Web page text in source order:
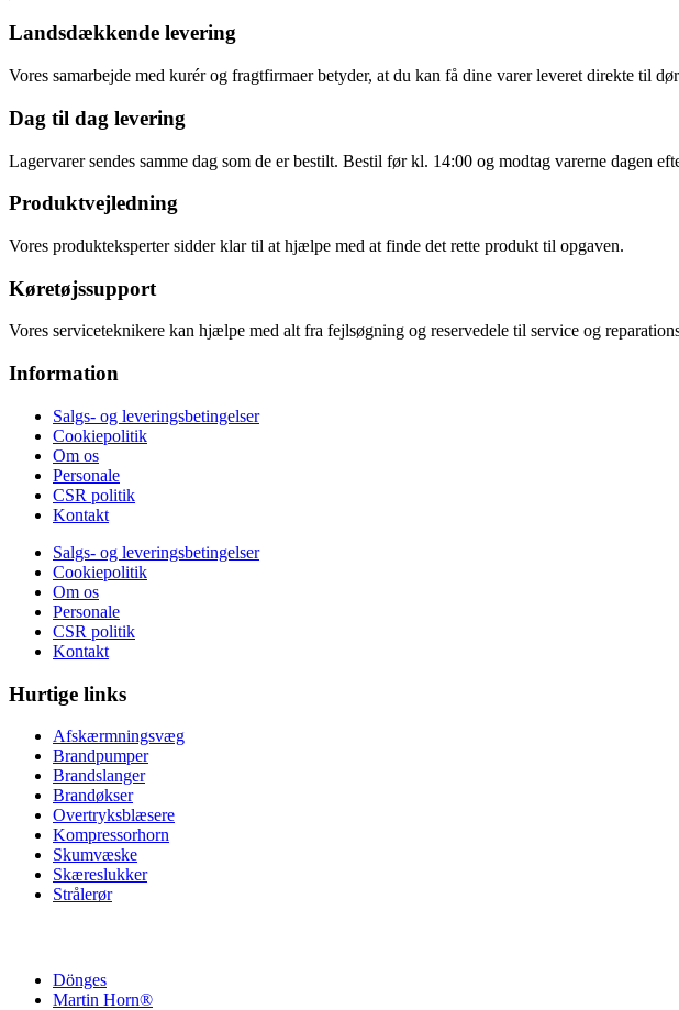
Landsdækkende levering
Vores samarbejde med kurér og fragtfirmaer betyder, at du kan få dine varer leveret direkte til
Dag til dag levering
Lagervarer sendes samme dag som de er bestilt. Bestil før kl. 14:00 og modtag varerne dagen
Produktvejledning
Vores produkteksperter sidder klar til at hjælpe med at finde det rette produkt til opgaven.
Køretøjssupport
Vores serviceteknikere kan hjælpe med alt fra fejlsøgning og reservedele til service og
Information
Salgs- og leveringsbetingelser
Cookiepolitik
Om os
Personale
CSR politik
Kontakt
Salgs- og leveringsbetingelser
Cookiepolitik
Om os
Personale
CSR politik
Kontakt
Hurtige links
Afskærmningsvæg
Brandpumper
Brandslanger
Brandøkser
Overtryksblæsere
Kompressorhorn
Skumvæske
Skæreslukker
Strålerør
Dönges
Martin Horn®